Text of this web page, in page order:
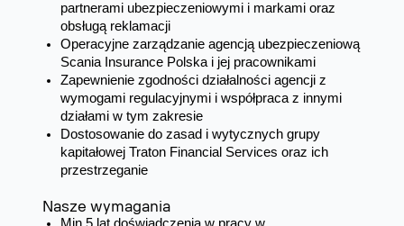
partnerami ubezpieczeniowymi i markami oraz
obsługą reklamacji
Operacyjne zarządzanie agencją ubezpieczeniową
Scania Insurance Polska i jej pracownikami
Zapewnienie zgodności działalności agencji z
wymogami regulacyjnymi i współpraca z innymi
działami w tym zakresie
Dostosowanie do zasad i wytycznych grupy
kapitałowej Traton Financial Services oraz ich
przestrzeganie
Nasze wymagania